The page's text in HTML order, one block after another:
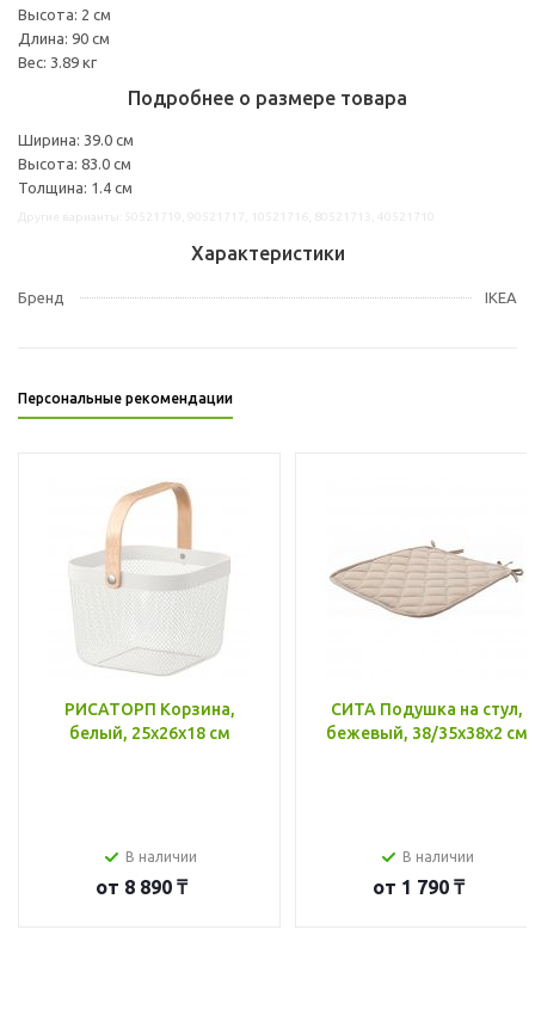
Высота: 2 см
Длина: 90 см
Вес: 3.89 кг
Подробнее о размере товара
Ширина: 39.0 см
Высота: 83.0 см
Толщина: 1.4 см
Характеристики
Бренд IKEA
Персональные рекомендации
РИСАТОРП Корзина,
белый, 25x26x18 см
В наличии
от 8 890 ₸
СИТА Подушка на стул,
бежевый, 38/35x38x2 см
В наличии
от 1 790 ₸